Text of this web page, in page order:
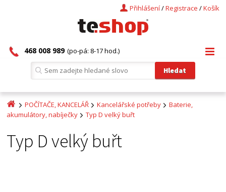
Košík
/
Registrace
/
Přihlášení
468 008 989 (po-pá: 8-17 hod.)
POČÍTAČE, KANCELÁŘ Kancelářské potřeby
Baterie,
akumulátory, nabíječky
Typ D velký buřt
Typ D velký buřt